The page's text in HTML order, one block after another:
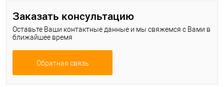
Заказать консультацию
Оставьте Ваши контактные данные и мы свяжемся с Вами в
ближайшее время
Обратная связь